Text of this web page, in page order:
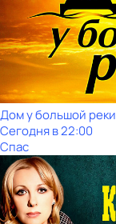
Дом у большой реки
Сегодня в 22:00
Спас